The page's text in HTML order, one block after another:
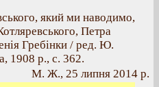
який ми наводимо,
Петра
Гребінки / ред. Ю.
1908 р., с. 362.
М. Ж., 25 липня 2014 р.